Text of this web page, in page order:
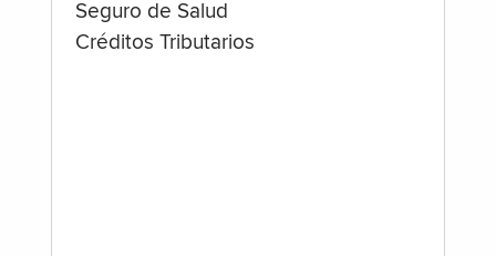
Seguro de Salud
Créditos Tributarios